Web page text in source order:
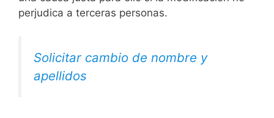
perjudica a terceras personas.
Solicitar cambio de nombre y
apellidos